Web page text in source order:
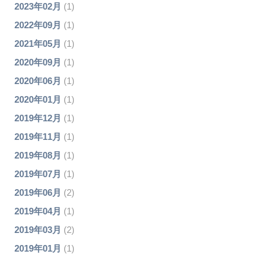
2023年02月 (1)
2022年09月 (1)
2021年05月 (1)
2020年09月 (1)
2020年06月 (1)
2020年01月 (1)
2019年12月 (1)
2019年11月 (1)
2019年08月 (1)
2019年07月 (1)
2019年06月 (2)
2019年04月 (1)
2019年03月 (2)
2019年01月 (1)